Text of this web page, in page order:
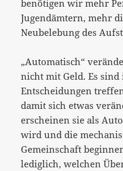
benötigen wir mehr
Jugendämtern, mehr
Neubelebung des
„Automatisch“
nicht mit Geld. Es
Entscheidungen
damit sich etwas
erscheinen sie als
wird und die
Gemeinschaft
lediglich, welchen